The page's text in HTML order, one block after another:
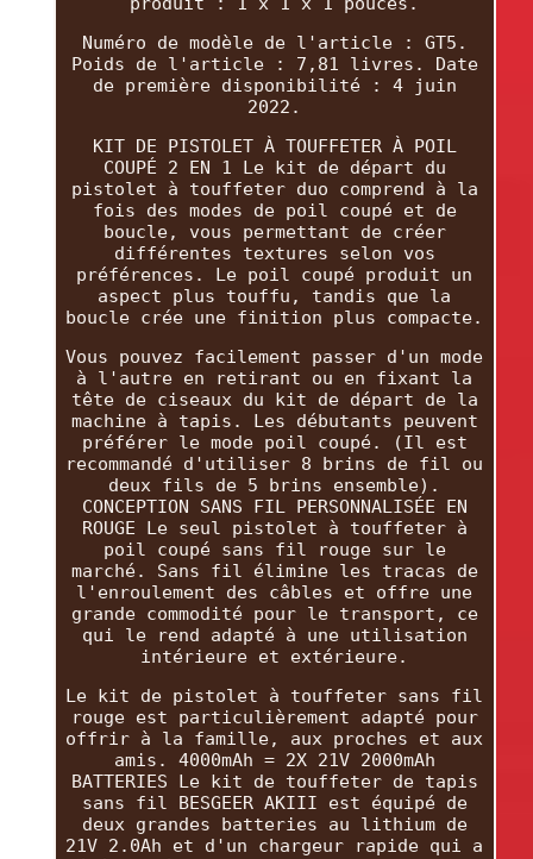
Numéro de modèle de l'article : GT5.
Poids de l'article : 7,81 livres. Date
de première disponibilité : 4 juin
2022.
KIT DE PISTOLET À TOUFFETER À POIL
COUPÉ 2 EN 1 Le kit de départ du
pistolet à touffeter duo comprend à la
fois des modes de poil coupé et de
boucle, vous permettant de créer
différentes textures selon vos
préférences. Le poil coupé produit un
aspect plus touffu, tandis que la
boucle crée une finition plus compacte.
Vous pouvez facilement passer d'un mode
à l'autre en retirant ou en fixant la
tête de ciseaux du kit de départ de la
machine à tapis. Les débutants peuvent
préférer le mode poil coupé. (Il est
recommandé d'utiliser 8 brins de fil ou
deux fils de 5 brins ensemble).
CONCEPTION SANS FIL PERSONNALISÉE EN
ROUGE Le seul pistolet à touffeter à
poil coupé sans fil rouge sur le
marché. Sans fil élimine les tracas de
l'enroulement des câbles et offre une
grande commodité pour le transport, ce
qui le rend adapté à une utilisation
intérieure et extérieure.
Le kit de pistolet à touffeter sans fil
rouge est particulièrement adapté pour
offrir à la famille, aux proches et aux
amis. 4000mAh = 2X 21V 2000mAh
BATTERIES Le kit de touffeter de tapis
sans fil BESGEER AKIII est équipé de
deux grandes batteries au lithium de
21V 2.0Ah et d'un chargeur rapide qui a